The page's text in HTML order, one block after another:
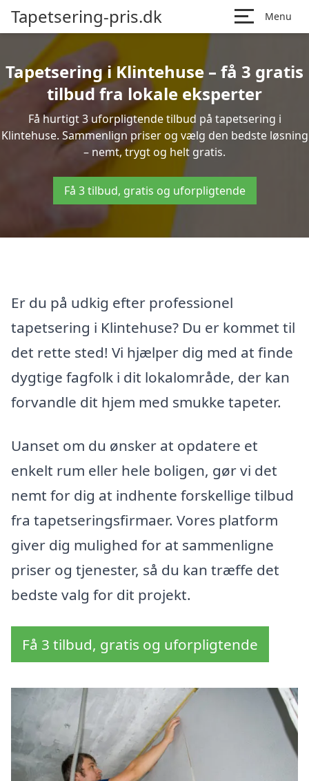
Tapetsering-pris.dk Menu
Tapetsering i Klintehuse – få 3 gratis
tilbud fra lokale eksperter
Få hurtigt 3 uforpligtende tilbud på tapetsering i
Klintehuse. Sammenlign priser og vælg den bedste løsning
– nemt, trygt og helt gratis.
Få 3 tilbud, gratis og uforpligtende
Er du på udkig efter professionel
tapetsering i Klintehuse? Du er kommet til
det rette sted! Vi hjælper dig med at finde
dygtige fagfolk i dit lokalområde, der kan
forvandle dit hjem med smukke tapeter.
Uanset om du ønsker at opdatere et
enkelt rum eller hele boligen, gør vi det
nemt for dig at indhente forskellige tilbud
fra tapetseringsfirmaer. Vores platform
giver dig mulighed for at sammenligne
priser og tjenester, så du kan træffe det
bedste valg for dit projekt.
Få 3 tilbud, gratis og uforpligtende